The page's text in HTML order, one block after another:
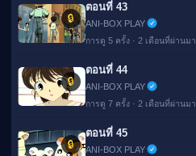
🔒
ตอนที่ 43
ANI-BOX PLAY
การดู 5 ครั้ง · 2 เดือนที่ผ่านมา
🔒
ตอนที่ 44
ANI-BOX PLAY
การดู 7 ครั้ง · 2 เดือนที่ผ่านมา
🔒
ตอนที่ 45
ANI-BOX PLAY